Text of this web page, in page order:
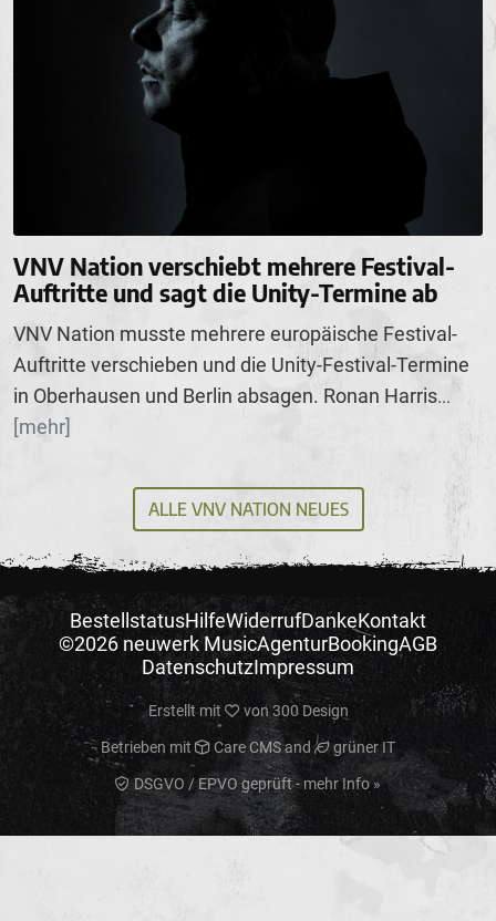
VNV Nation verschiebt mehrere Festival-
Auftritte und sagt die Unity-Termine ab
VNV Nation musste mehrere europäische Festival-
Auftritte verschieben und die Unity-Festival-Termine
in Oberhausen und Berlin absagen. Ronan Harris...
[mehr]
ALLE VNV NATION NEUES
BestellstatusHilfeWiderrufDankeKontakt
©2026 neuwerk MusicAgenturBookingAGB
DatenschutzImpressum
Erstellt mit von300 Design
Betrieben mit Care CMSand grüner IT
DSGVO / EPVO geprüft - mehr Info »